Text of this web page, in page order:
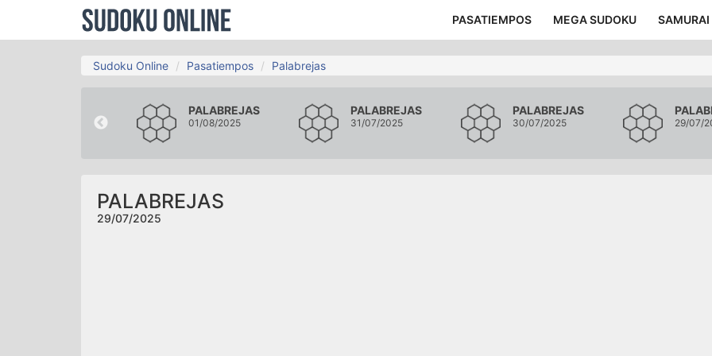
PASATIEMPOS MEGA SUDOKU SAMURAI
Sudoku Online Pasatiempos Palabrejas
PALABREJAS
01/08/2025
PALABREJAS
31/07/2025
PALABREJAS
30/07/2025 29/07/
PALABREJAS
29/07/2025